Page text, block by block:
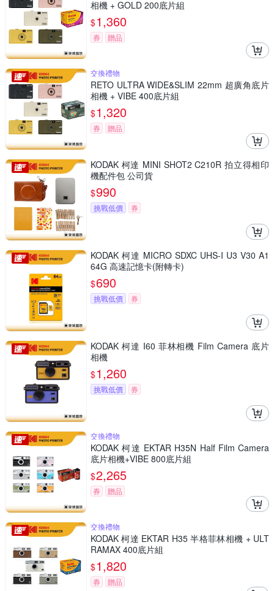
相機 + GOLD 200底片組
$1,360
券 贈品
交換禮物
RETO ULTRA WIDE&SLIM 22mm 超廣角底片
相機 + VIBE 400底片組
$1,320
券 贈品
KODAK 柯達 MINI SHOT2 C210R 拍立得相印
機配件包 公司貨
$990
挑戰低價 券
KODAK 柯達 MICRO SDXC UHS-I U3 V30 A1
64G 高速記憶卡(附轉卡)
$690
挑戰低價 券
KODAK 柯達 I60 菲林相機 Film Camera 底片
相機
$1,260
挑戰低價 券
交換禮物
KODAK 柯達 EKTAR H35N Half Film Camera
底片相機+VIBE 800底片組
$2,265
券 贈品
交換禮物
KODAK 柯達 EKTAR H35 半格菲林相機 + ULT
RAMAX 400底片組
$1,820
券 贈品